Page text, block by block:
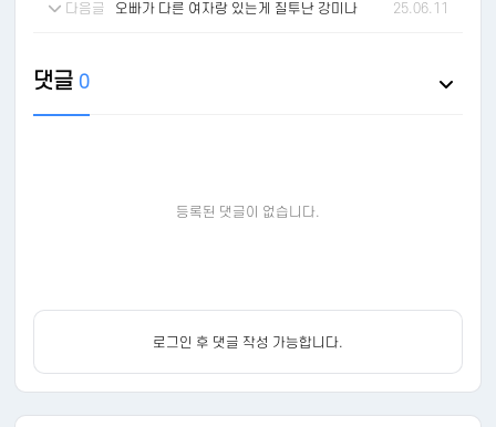
다음글 오빠가 다른 여자랑 있는게 질투난 강미나 25.06.11
댓글 0
등록된 댓글이 없습니다.
로그인 후 댓글 작성 가능합니다.